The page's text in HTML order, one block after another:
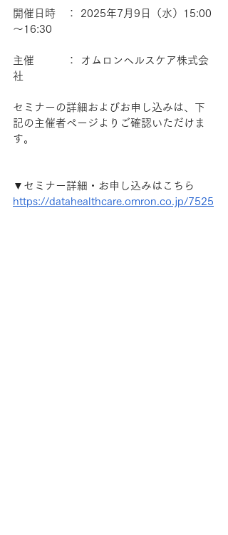
開催日時　： 2025年7月9日（水）15:00
～16:30
主催　　　： オムロンヘルスケア株式会
社
セミナーの詳細およびお申し込みは、下
記の主催者ページよりご確認いただけま
す。
▼セミナー詳細・お申し込みはこちら
https://datahealthcare.omron.co.jp/7525